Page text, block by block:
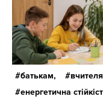
батькам,
енергетична